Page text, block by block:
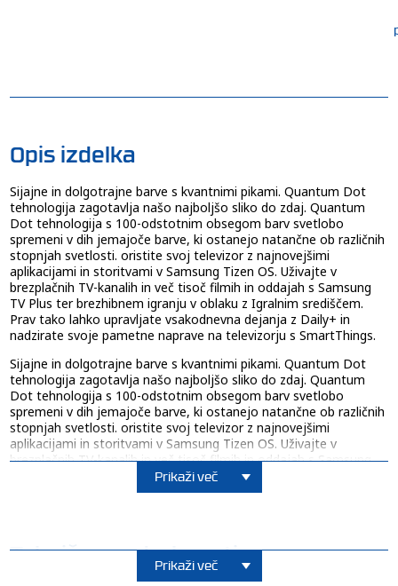
Opis izdelka
Sijajne in dolgotrajne barve s kvantnimi pikami. Quantum Dot
tehnologija zagotavlja našo najboljšo sliko do zdaj. Quantum
Dot tehnologija s 100-odstotnim obsegom barv svetlobo
spremeni v dih jemajoče barve, ki ostanejo natančne ob različnih
stopnjah svetlosti. oristite svoj televizor z najnovejšimi
aplikacijami in storitvami v Samsung Tizen OS. Uživajte v
brezplačnih TV-kanalih in več tisoč filmih in oddajah s Samsung
TV Plus ter brezhibnem igranju v oblaku z Igralnim središčem.
Prav tako lahko upravljate vsakodnevna dejanja z Daily+ in
nadzirate svoje pametne naprave na televizorju s SmartThings.
Sijajne in dolgotrajne barve s kvantnimi pikami. Quantum Dot
tehnologija zagotavlja našo najboljšo sliko do zdaj. Quantum
Dot tehnologija s 100-odstotnim obsegom barv svetlobo
spremeni v dih jemajoče barve, ki ostanejo natančne ob različnih
stopnjah svetlosti. oristite svoj televizor z najnovejšimi
aplikacijami in storitvami v Samsung Tizen OS. Uživajte v
brezplačnih TV-kanalih in več tisoč filmih in oddajah s Samsung
TV Plus ter brezhibnem igranju v oblaku z Igralnim središčem.
Prav tako lahko upravljate vsakodnevna dejanja z Daily+ in
Prikaži več
Tehnične podrobnosti
Prikaži več